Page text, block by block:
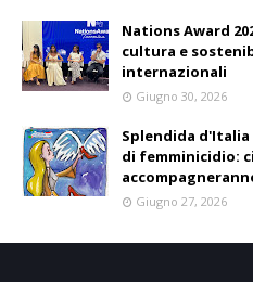
Nations Award
cultura e
internazionali
Giugno 30, 2026
Splendida
di femminicidio:
Giugno 27, 2026